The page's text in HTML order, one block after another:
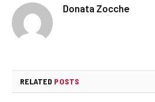
Donata Zocche
RELATED POSTS